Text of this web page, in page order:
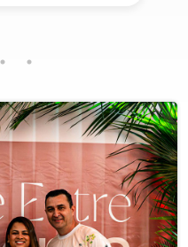
e fundador da
fortalecer
as
a Secretária
Econômico,
7B representa
Prefeito Ítalo Costa
e incentivar o